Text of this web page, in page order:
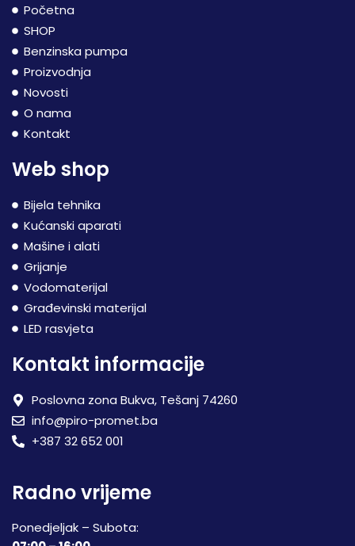
Početna
SHOP
Benzinska pumpa
Proizvodnja
Novosti
O nama
Kontakt
Web shop
Bijela tehnika
Kućanski aparati
Mašine i alati
Grijanje
Vodomaterijal
Građevinski materijal
LED rasvjeta
Kontakt informacije
Poslovna zona Bukva, Tešanj 74260
info@piro-promet.ba
+387 32 652 001
Radno vrijeme
Ponedjeljak – Subota: